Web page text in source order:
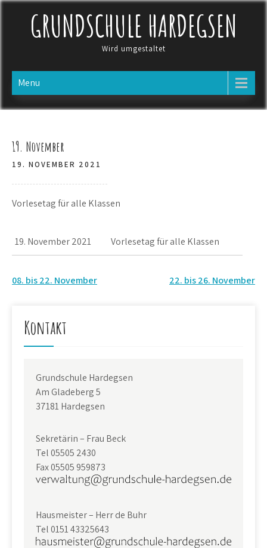
Skip
GRUNDSCHULE HARDEGSEN
Wird umgestaltet
Menu
19. November
19. NOVEMBER 2021
Vorlesetag für alle Klassen
19. November 2021 Vorlesetag für alle Klassen
Beitragsnavigation
08. bis 22. November 22. bis 26. November
Kontakt
Grundschule Hardegsen
Am Gladeberg 5
37181 Hardegsen
Sekretärin – Frau Beck
Tel 05505 2430
Fax 05505 959873
Hausmeister – Herr de Buhr
Tel 0151 43325643